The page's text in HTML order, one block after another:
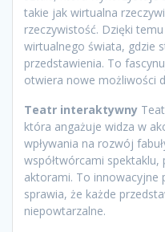
takie jak wirtualna
rzeczywistość. Dzięki
wirtualnego świata, gdzie
przedstawienia. To
otwiera nowe możliwości
Teatr interaktywny
która angażuje widza w
wpływania na rozwój
współtwórcami
aktorami. To innowacyjne
sprawia, że każde
niepowtarzalne.